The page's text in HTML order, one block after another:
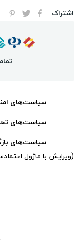
اشتراک
سیاست‌های
سیاست‌های
سیاست‌های
(ویرایش با ماژول